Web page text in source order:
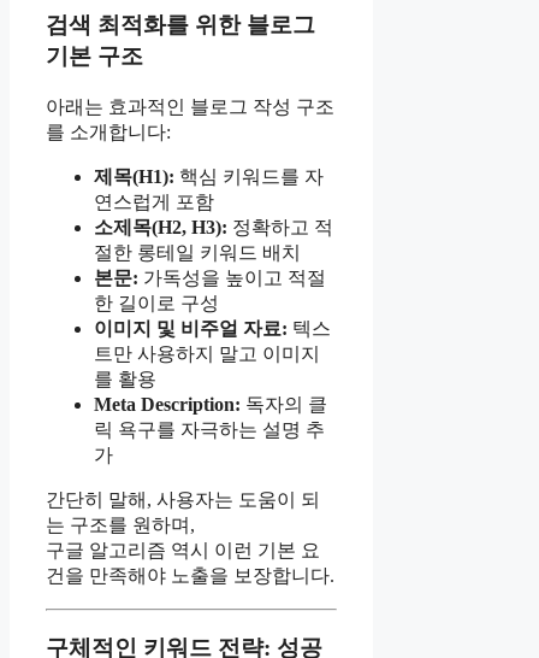
검색 최적화를 위한 블로그
기본 구조
아래는 효과적인 블로그 작성 구조
를 소개합니다:
제목(H1): 핵심 키워드를 자
연스럽게 포함
소제목(H2, H3): 정확하고 적
절한 롱테일 키워드 배치
본문: 가독성을 높이고 적절
한 길이로 구성
이미지 및 비주얼 자료: 텍스
트만 사용하지 말고 이미지
를 활용
Meta Description: 독자의 클
릭 욕구를 자극하는 설명 추
가
간단히 말해, 사용자는 도움이 되
는 구조를 원하며,
구글 알고리즘 역시 이런 기본 요
건을 만족해야 노출을 보장합니다.
구체적인 키워드 전략: 성공